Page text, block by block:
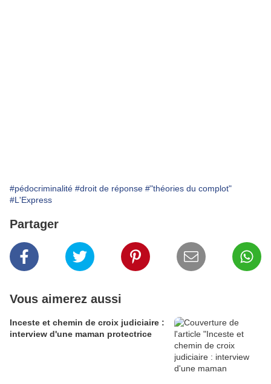
#pédocriminalité #droit de réponse #"théories du complot"
#L'Express
Partager
Vous aimerez aussi
Inceste et chemin de croix judiciaire :
interview d'une maman protectrice